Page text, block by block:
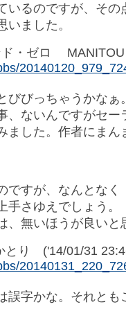
いるのですが、その
いました。
ド・ゼロ
びびっちゃうかなぁ
、ないんですがセー
ました。作者にま
ですが、なんとなく
手さゆえでしょう。
、無いほうが良いと
り ('14/01/31
誤字かな。それとも